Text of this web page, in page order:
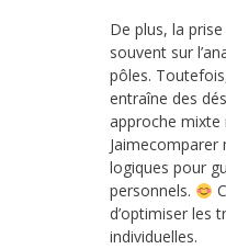
De plus, la
souvent sur
pôles.
entraîne des
approche mixte
Jaimecomparer
logiques pour
personnels.
d’optimiser les
individuelles.